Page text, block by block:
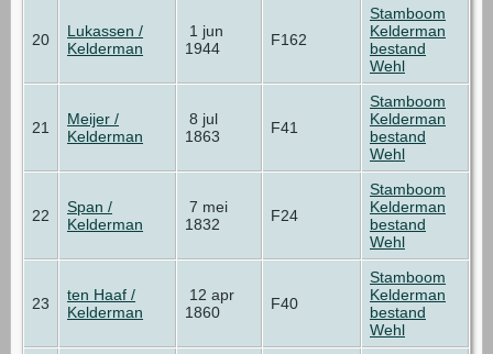
20
Lukassen /
Kelderman
1 jun
1944
F162
Stamboom
Kelderman
bestand
Wehl
21
Meijer /
Kelderman
8 jul
1863
F41
Stamboom
Kelderman
bestand
Wehl
22
Span /
Kelderman
7 mei
1832
F24
Stamboom
Kelderman
bestand
Wehl
23
ten Haaf /
Kelderman
12 apr
1860
F40
Stamboom
Kelderman
bestand
Wehl